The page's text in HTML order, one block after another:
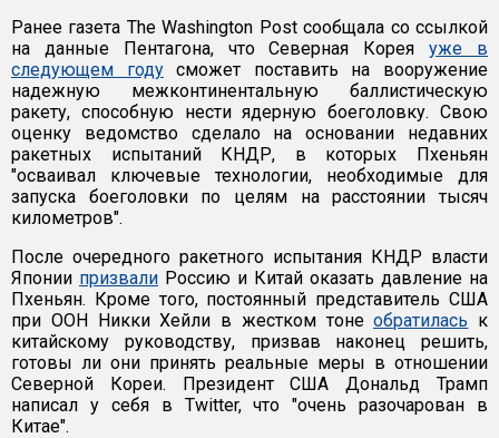
Ранее газета The Washington Post сообщала со ссылкой
на данные Пентагона, что Северная Кореяуже в
следующем годусможет поставить на вооружение
надежную межконтинентальную баллистическую
ракету, способную нести ядерную боеголовку. Свою
оценку ведомство сделало на основании недавних
ракетных испытаний КНДР, в которых Пхеньян
"осваивал ключевые технологии, необходимые для
запуска боеголовки по целям на расстоянии тысяч
километров".
После очередного ракетного испытания КНДР власти
Японии призвали Россию и Китай оказать давление на
Пхеньян. Кроме того, постоянный представитель США
при ООН Никки Хейли в жестком тонеобратилась к
китайскому руководству, призвав наконец решить,
готовы ли они принять реальные меры в отношении
Северной Кореи. Президент США Дональд Трамп
написал у себя в Twitter, что "очень разочарован в
Китае".